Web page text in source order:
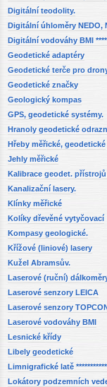
Digitální teodolity.
Digitální úhloměry NEDO,
Digitální vodováhy BMI
Geodetické adaptéry
Geodetické terče pro
Geodetické značky
Geologický kompas
GPS, geodetické systémy.
Hranoly geodetické
Hřeby měřické, geodetické
Jehly měřické
Kalibrace geodet.
Kanalizační lasery.
Klínky měřické
Kolíky dřevěné vytyčovací
Kompasy geologické.
Křížové (liniové) lasery
Kužel Abramsův.
Laserové (ruční)
Laserové senzory LEICA
Laserové senzory TOPCON
Laserové vodováhy BMI
Lesnické křídy
Libely geodetické
Limnigrafické latě
Lokátory podzemních